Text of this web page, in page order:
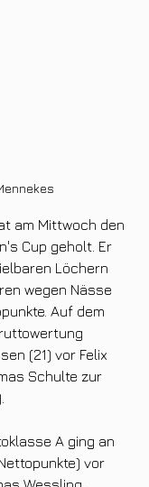
am Mittwoch den
Cup geholt. Er
Löchern
wegen Nässe
Auf dem
(21) vor Felix
Schulte zur
A ging an
vor